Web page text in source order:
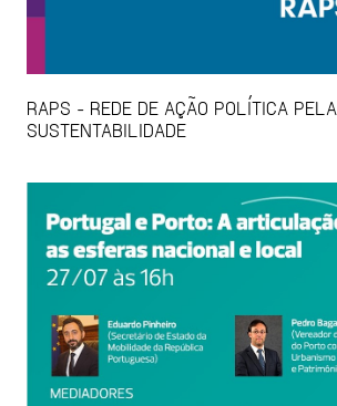
RAPS - REDE DE AÇÃO POLÍTICA PELA
SUSTENTABILIDADE